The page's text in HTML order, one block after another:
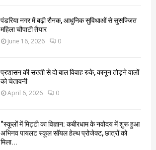
पंडरिया नगर में बढ़ी रौनक, आधुनिक सुविधाओं से सुसज्जित
महिला चौपाटी तैयार
June 16, 2026 0
प्रशासन की सख्ती से दो बाल विवाह रुके, कानून तोड़ने वालों
को चेतावनी
April 6, 2026 0
“स्कूलों में मिट्टी का विज्ञान: कबीरधाम के नवोदय में शुरू हुआ
अभिनव पायलट स्कूल सॉयल हेल्थ प्रोजेक्ट, छात्रों को
मिला...